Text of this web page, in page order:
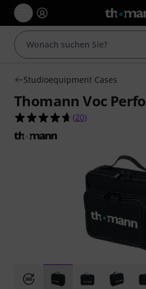
Studioequipment Cases
Thomann Voc
4.7 von 5 Sternen
(20)